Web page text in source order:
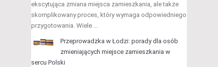
ekscytująca zmiana miejsca zamieszkania, ale także
skomplikowany proces, który wymaga odpowiedniego
przygotowania. Wiele …
Przeprowadzka w Łodzi: porady dla osób
zmieniających miejsce zamieszkania w
sercu Polski